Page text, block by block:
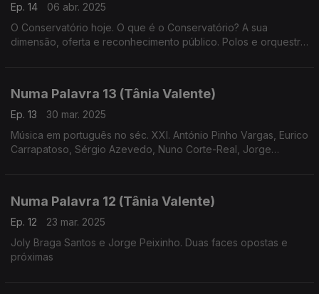
Ep. 14
06 abr. 2025
O Conservatório hoje. O que é o Conservatório? A sua
dimensão, oferta e reconhecimento público. Polos e orquestra
Numa Palavra 13 (Tânia Valente)
Ep. 13
30 mar. 2025
Música em português no séc. XXI. António Pinho Vargas, Eurico
Carrapatoso, Sérgio Azevedo, Nuno Corte-Real, Jorge
Numa Palavra 12 (Tânia Valente)
Ep. 12
23 mar. 2025
Joly Braga Santos e Jorge Peixinho. Duas faces opostas e
próximas